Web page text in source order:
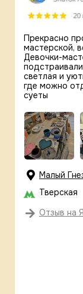
Прекрасно
мастерской,
Девочки-
светлая и
где можно
суеты
Малый
Тверская
Отзыв на